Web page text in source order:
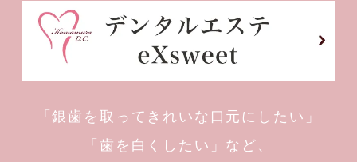
「銀歯を取ってきれいな口元にしたい」
「歯を白くしたい」 など、